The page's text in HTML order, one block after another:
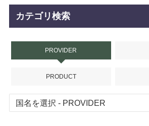
カテゴリ検索
PROVIDER
PRODUCT